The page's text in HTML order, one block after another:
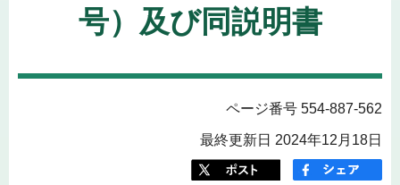
号）及び同説明書
ページ番号 554-887-562
最終更新日 2024年12月18日